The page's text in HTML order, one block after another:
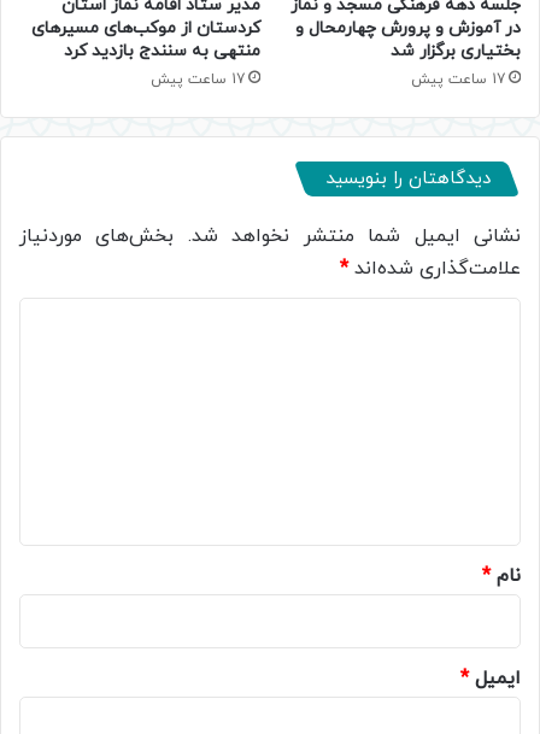
جلسه دهه فرهنگی مسجد و نماز
در آموزش و پرورش چهارمحال و
بختیاری برگزار شد
17 ساعت پیش
مدیر ستاد اقامه نماز استان
کردستان از موکب‌های مسیرهای
منتهی به سنندج بازدید کرد
17 ساعت پیش
دیدگاهتان را بنویسید
نشانی ایمیل شما منتشر نخواهد شد. بخش‌های موردنیاز
علامت‌گذاری شده‌اند*
نام*
ایمیل*